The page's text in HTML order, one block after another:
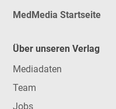
MedMedia Startseite
Über unseren Verlag
Mediadaten
Team
Jobs